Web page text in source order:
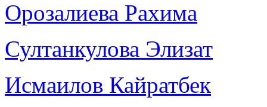
Орозалиева Рахима
Султанкулова Элизат
Исмаилов Кайратбек